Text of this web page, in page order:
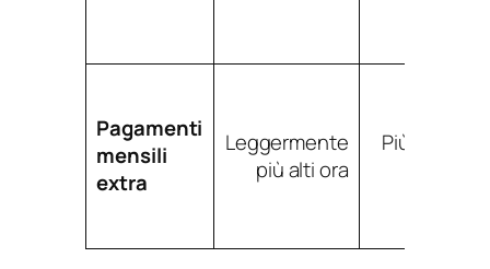
Pagamenti
mensili
extra
Leggermente
più alti ora
Più bassi in